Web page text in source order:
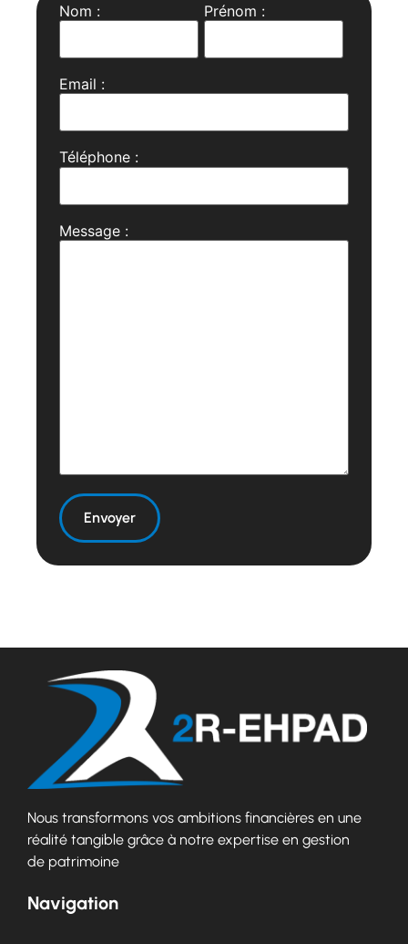
Nom : Prénom :
Email :
Téléphone :
Message :
Nous transformons vos ambitions financières en une
réalité tangible grâce à notre expertise en gestion
de patrimoine
Navigation